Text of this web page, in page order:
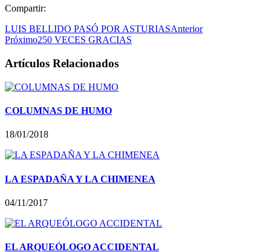
Compartir:
LUIS BELLIDO PASÓ POR ASTURIASAnterior
Próximo250 VECES GRACIAS
Artículos Relacionados
COLUMNAS DE HUMO
18/01/2018
LA ESPADAÑA Y LA CHIMENEA
04/11/2017
EL ARQUEÓLOGO ACCIDENTAL